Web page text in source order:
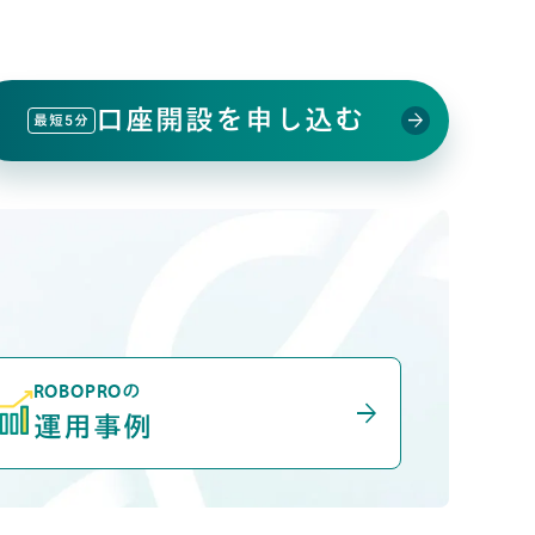
最短5分 口座開設を申し込む arrow_forward
ROBOPROの
運用事例 arrow_forward